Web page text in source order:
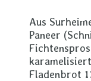
Aus
Paneer
Fladenbrot